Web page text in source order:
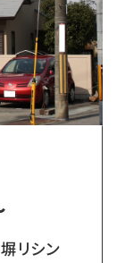
リシン